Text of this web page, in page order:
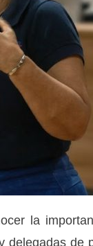
la
delegadas de